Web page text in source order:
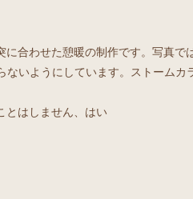
に合わせた憩暖の制作です。写真で
ないようにしています。ストームカ
とはしません、はい